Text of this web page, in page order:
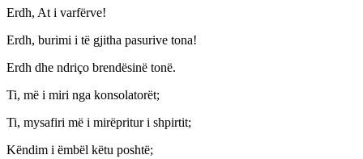
Erdh, At i varfërve!
Erdh, burimi i të gjitha pasurive tona!
Erdh dhe ndriço brendësinë tonë.
Ti, më i miri nga konsolatorët;
Ti, mysafiri më i mirëpritur i shpirtit;
Këndim i ëmbël këtu poshtë;